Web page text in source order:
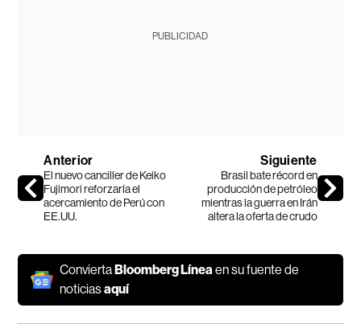
PUBLICIDAD
Anterior
El nuevo canciller de Keiko
Fujimori reforzaría el
acercamiento de Perú con
EE.UU.
Siguiente
Brasil bate récord en
producción de petróleo
mientras la guerra en Irán
altera la oferta de crudo
ConviertaBloomberg Líneaen su fuente de
noticiasaquí